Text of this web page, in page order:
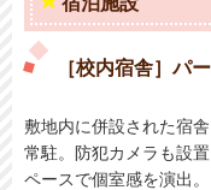
［校内宿舎］パ
敷地内に併設された宿
常駐。防犯カメラも設
ペースで個室感を演出。